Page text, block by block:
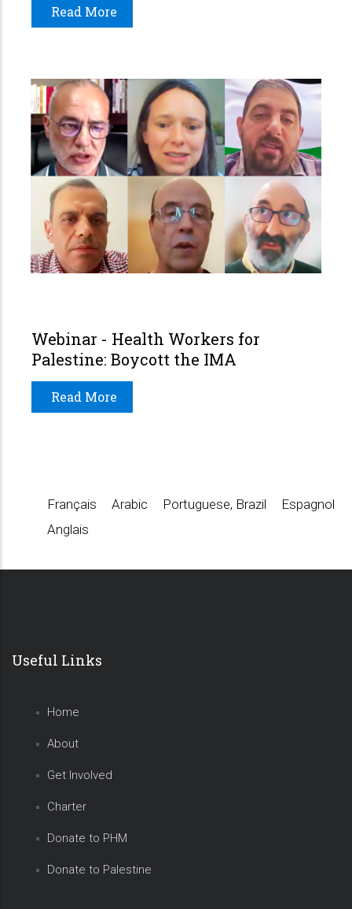
Read More
Webinar - Health Workers for
Palestine: Boycott the IMA
Read More
Français Arabic Portuguese, Brazil
Espagnol
Anglais
Useful Links
Home
About
Get Involved
Charter
Donate to PHM
Donate to Palestine